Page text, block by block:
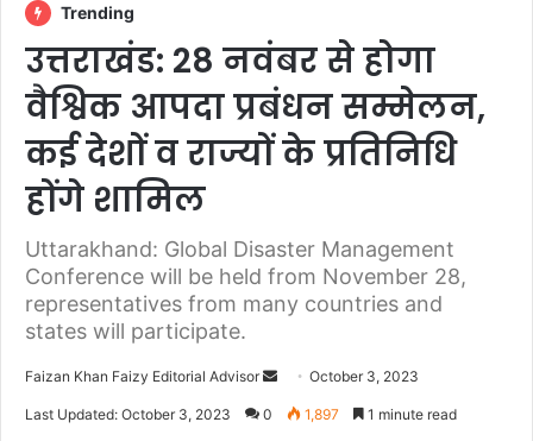
Trending
उत्तराखंड: 28 नवंबर से होगा
वैश्विक आपदा प्रबंधन सम्मेलन,
कई देशों व राज्यों के प्रतिनिधि
होंगे शामिल
Uttarakhand: Global Disaster Management
Conference will be held from November 28,
representatives from many countries and
states will participate.
Faizan Khan Faizy Editorial Advisor October 3, 2023
Last Updated: October 3, 2023 0 1,897 1 minute read